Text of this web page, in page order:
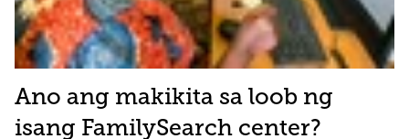
Ano ang makikita sa loob ng
isang FamilySearch center?